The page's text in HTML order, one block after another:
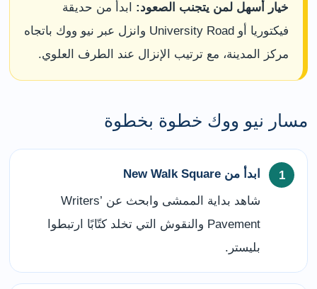
خيار أسهل لمن يتجنب الصعود: ابدأ من حديقة
فيكتوريا أو University Road وانزل عبر نيو ووك باتجاه
مركز المدينة، مع ترتيب الإنزال عند الطرف العلوي.
مسار نيو ووك خطوة بخطوة
ابدأ من New Walk Square
شاهد بداية الممشى وابحث عن Writers’
Pavement والنقوش التي تخلد كتّابًا ارتبطوا
بليستر.